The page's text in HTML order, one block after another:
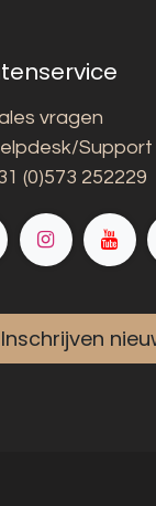
vragen
Support
(0)573 252229
Inschrijven